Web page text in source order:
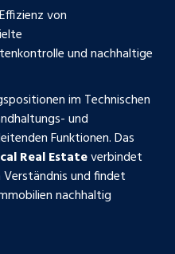
von
und nachhaltige
im Technischen
und
Funktionen. Das
Real Estateverbindet
und findet
nachhaltig